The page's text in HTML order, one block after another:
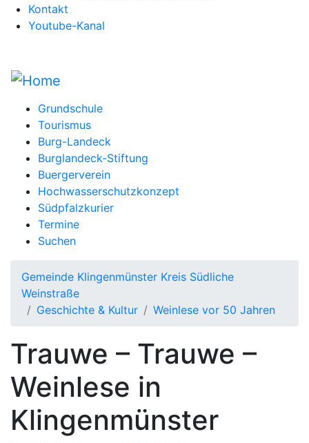
Kontakt
Youtube-Kanal
Grundschule
Tourismus
Burg-Landeck
Burglandeck-Stiftung
Buergerverein
Hochwasserschutzkonzept
Südpfalzkurier
Termine
Suchen
Gemeinde Klingenmünster Kreis Südliche
Weinstraße
Geschichte & Kultur
Weinlese vor 50 Jahren
Trauwe – Trauwe –
Weinlese in
Klingenmünster